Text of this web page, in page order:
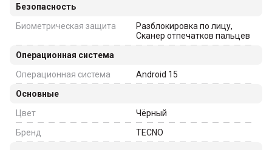
Безопасность
Биометрическая защита
Разблокировка по лицу,
Сканер отпечатков пальцев
Операционная система
Операционная система
Android 15
Основные
Цвет
Чёрный
Бренд
TECNO